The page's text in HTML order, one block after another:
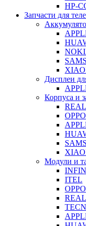
HP-
Запчасти для
Дисплеи
Корпуса и
OPPO
Модули и
ITEL
OPPO